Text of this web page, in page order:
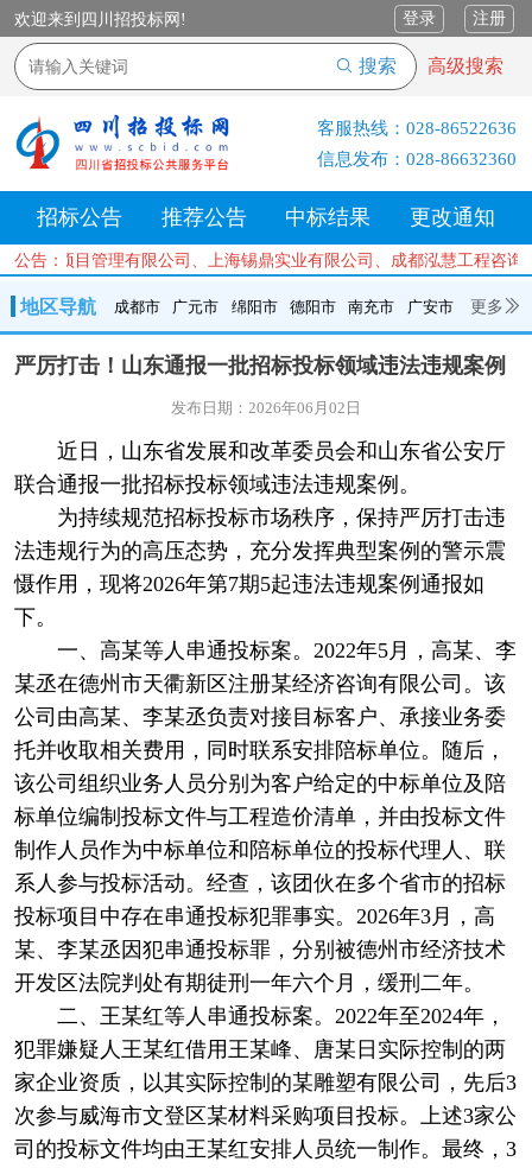
欢迎来到四川招投标网! 登录 注册
搜索 高级搜索
客服热线： 028-86522636
信息发布： 028-86632360
招标公告 推荐公告 中标结果 更改通知
公告： 管理有限公司、上海锡鼎实业有限公司、成都泓慧工
地区导航 成都市 广元市 绵阳市 德阳市 南充市 广安市 更多
成都市 广元市 绵阳市 德阳市 南充市 广安市
遂宁市
严厉打击！山东通报一批招标投标领域违法违规案例
发布日期：2026年06月02日
近日，山东省发展和改革委员会和山东省公安厅
联合通报一批招标投标领域违法违规案例。
为持续规范招标投标市场秩序，保持严厉打击违
法违规行为的高压态势，充分发挥典型案例的警示震
慑作用，现将2026年第7期5起违法违规案例通报如
下。
一、高某等人串通投标案。2022年5月，高某、李
某丞在德州市天衢新区注册某经济咨询有限公司。该
公司由高某、李某丞负责对接目标客户、承接业务委
托并收取相关费用，同时联系安排陪标单位。随后，
该公司组织业务人员分别为客户给定的中标单位及陪
标单位编制投标文件与工程造价清单，并由投标文件
制作人员作为中标单位和陪标单位的投标代理人、联
系人参与投标活动。经查，该团伙在多个省市的招标
投标项目中存在串通投标犯罪事实。2026年3月，高
某、李某丞因犯串通投标罪，分别被德州市经济技术
开发区法院判处有期徒刑一年六个月，缓刑二年。
二、王某红等人串通投标案。2022年至2024年，
犯罪嫌疑人王某红借用王某峰、唐某日实际控制的两
家企业资质，以其实际控制的某雕塑有限公司，先后3
次参与威海市文登区某材料采购项目投标。上述3家公
司的投标文件均由王某红安排人员统一制作。最终，3